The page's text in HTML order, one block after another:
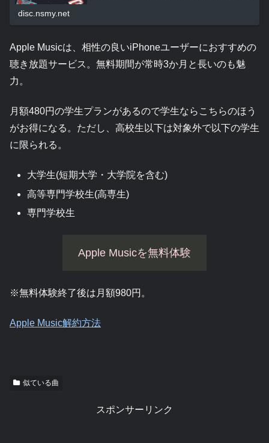
disc.nsmy.net
Apple Musicは、相性の良いiPhoneユーザーにおすすめの
聴き放題サービス。無料期間が常時3か月と長いのも魅
力。
月額480円の学生プランがあるので学生ならこちらのほう
がお得になる。ただし、高校生以下は対象外で以下の学生
に限られる。
大学生(短期大学・大学院を含む)
高等専門学校生(高専生)
専門学校生
Apple Musicを無料体験
※無料体験終了後は月額980円。
Apple Music解約方法
似ている曲
スポンサーリンク